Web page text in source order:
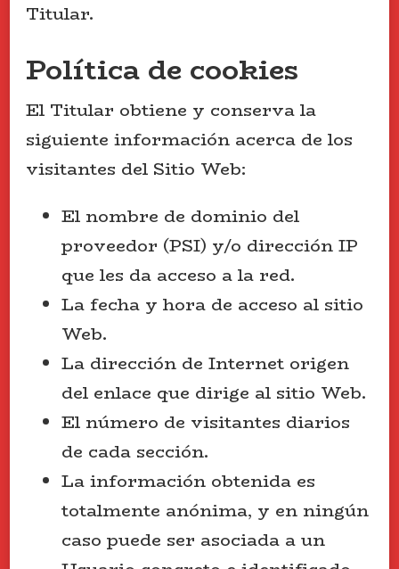
Titular.
Política de cookies
El Titular obtiene y conserva la
siguiente información acerca de los
visitantes del Sitio Web:
El nombre de dominio del
proveedor (PSI) y/o dirección IP
que les da acceso a la red.
La fecha y hora de acceso al sitio
Web.
La dirección de Internet origen
del enlace que dirige al sitio Web.
El número de visitantes diarios
de cada sección.
La información obtenida es
totalmente anónima, y en ningún
caso puede ser asociada a un